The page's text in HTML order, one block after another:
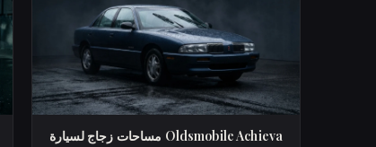
مساحات زجاج لسيارة Oldsmobile Achieva